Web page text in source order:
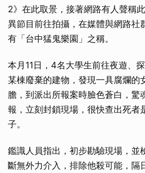
2》在此取景，接著網路有人聲稱
異節目前往拍攝，在媒體與網路社
有「台中猛鬼樂園」之稱。
本月11日，4名大學生前往夜遊、
某棟廢棄的建物，發現一具腐爛的
膽，到派出所報案時臉色蒼白，驚
報，立刻封鎖現場，很快查出死者
子。
鑑識人員指出，初步勘驗現場，並
斷無外力介入，排除他殺可能，隔